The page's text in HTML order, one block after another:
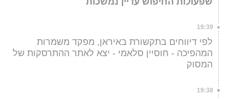
19:39
לפי דיווחים בתקשורת באיראן, מפקד משמרות
המהפיכה - חוסיין סלאמי - יצא לאתר ההתרסקות של
המסוק
19:38